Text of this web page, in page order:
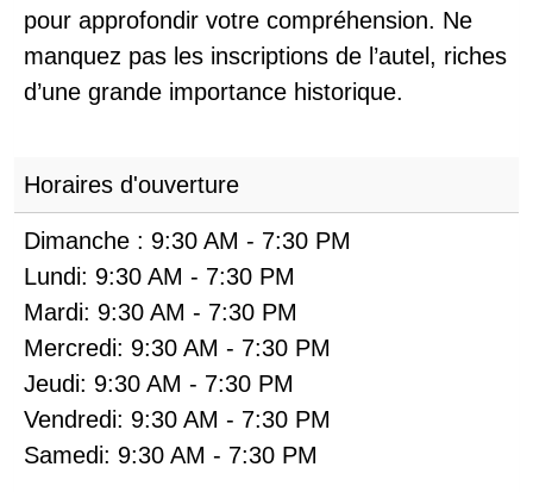
pour approfondir votre compréhension. Ne
manquez pas les inscriptions de l’autel, riches
d’une grande importance historique.
Horaires d'ouverture
Dimanche : 9:30 AM - 7:30 PM
Lundi: 9:30 AM - 7:30 PM
Mardi: 9:30 AM - 7:30 PM
Mercredi: 9:30 AM - 7:30 PM
Jeudi: 9:30 AM - 7:30 PM
Vendredi: 9:30 AM - 7:30 PM
Samedi: 9:30 AM - 7:30 PM